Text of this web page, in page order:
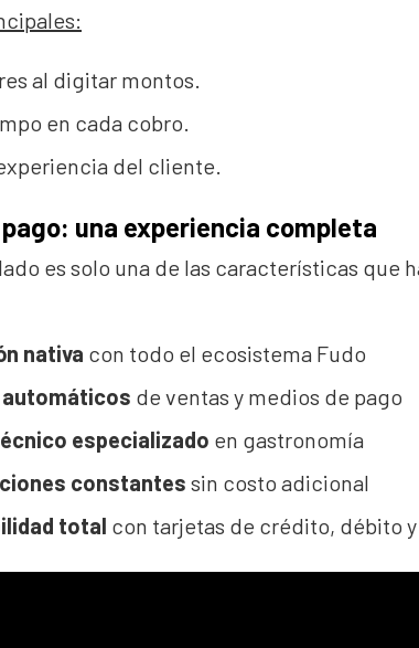
al digitar montos.
en cada cobro.
del cliente.
una experiencia completa
es solo una de las características que
nativa con todo el ecosistema Fudo
de ventas y medios de pago
especializado en gastronomía
constantes sin costo adicional
total con tarjetas de crédito, débito